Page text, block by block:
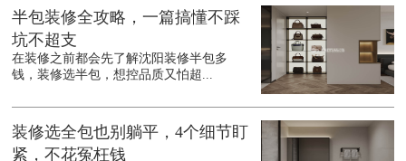
半包装修全攻略，一篇搞懂不踩
坑不超支
在装修之前都会先了解沈阳装修半包多
钱，装修选半包，想控品质又怕超...
装修选全包也别躺平，4个细节盯
紧，不花冤枉钱